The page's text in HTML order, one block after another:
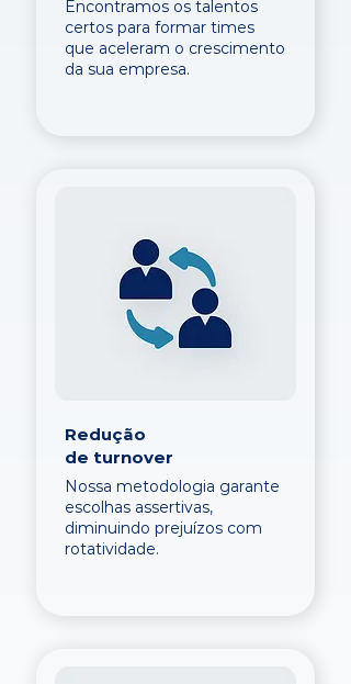
Encontramos os talentos
certos para formar times
que aceleram o crescimento
da sua empresa.
Redução
de turnover
Nossa metodologia garante
escolhas assertivas,
diminuindo prejuízos com
rotatividade.